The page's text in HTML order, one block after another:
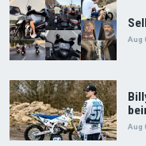
Aug
Aug